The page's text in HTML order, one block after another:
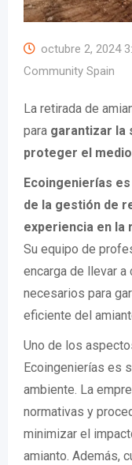
octubre 2, 2024
Community Spain
La retirada de
para garantizar la
proteger el
Ecoingenierías
de la gestión de
experiencia en la
Su equipo de
encarga de llevar
necesarios para
eficiente del
Uno de los
Ecoingenierías es
ambiente. La
normativas y
minimizar el
amianto. Además,